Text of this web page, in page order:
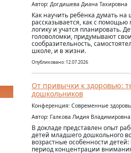
Автор: Догдишева Диана Тахировна
Как научить ребёнка думать
рассказывается, как с
логику и учатся планировать.
головоломки, придумывают
сообразительность,
школе, и в жизни.
Опубликовано: 12.07.2026
От привычки к здоровью:
дошкольников
Конференция: Современные
Автор: Галкова Лидия Владимировна
В докладе представлен опыт
детей младшего дошкольного
возрастные особенности
период концентрации